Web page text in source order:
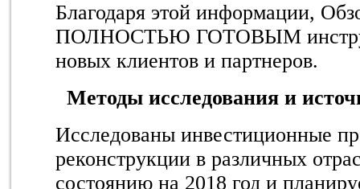
Благодаря этой информации,
ПОЛНОСТЬЮ ГОТОВЫМ
новых клиентов и партнеров.
Методы исследования и
Исследованы инвестиционные
реконструкции в различных
состоянию на 2018 год и